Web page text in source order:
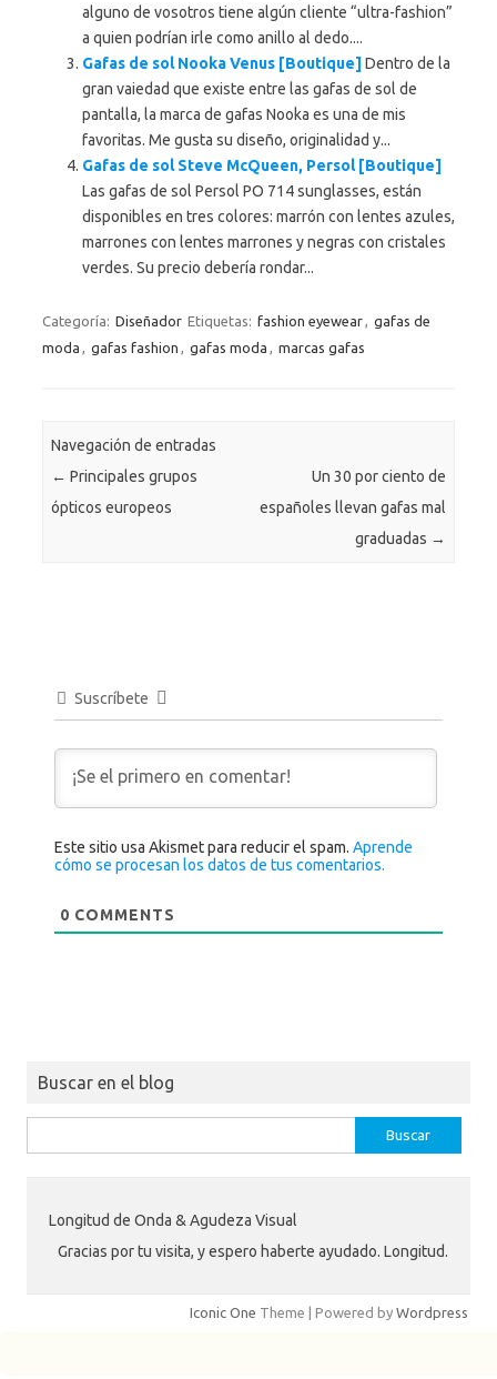
alguno de vosotros tiene algún cliente “ultra-fashion”
a quien podrían irle como anillo al dedo....
Gafas de sol Nooka Venus [Boutique]Dentro de la
gran vaiedad que existe entre las gafas de sol de
pantalla, la marca de gafas Nooka es una de mis
favoritas. Me gusta su diseño, originalidad y...
Gafas de sol Steve McQueen, Persol [Boutique]
Las gafas de sol Persol PO 714 sunglasses, están
disponibles en tres colores: marrón con lentes azules,
marrones con lentes marrones y negras con cristales
verdes. Su precio debería rondar...
Categoría: Diseñador Etiquetas: fashion eyewear
gafas de
moda
gafas fashion gafas moda marcas gafas
Navegación de entradas
← Principales grupos
ópticos europeos
Un 30 por ciento de
españoles llevan gafas mal
graduadas →
Suscríbete
Este sitio usa Akismet para reducir el spam.Aprende
cómo se procesan los datos de tus comentarios.
0 COMMENTS
Buscar en el blog
Longitud de Onda & Agudeza Visual
Gracias por tu visita, y espero haberte ayudado. Longitud.
Iconic One Theme | Powered by Wordpress